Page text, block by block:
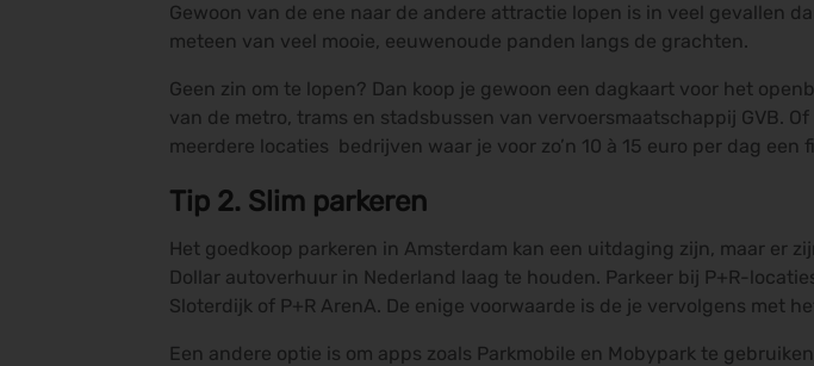
Gewoon van de ene naar de andere attractie lopen is in veel gevallen
meteen van veel mooie, eeuwenoude panden langs de grachten.
Geen zin om te lopen? Dan koop je gewoon een dagkaart voor het
van de metro, trams en stadsbussen van vervoersmaatschappij GVB.
meerdere locaties bedrijven waar je voor zo’n 10 à 15 euro per dag een
Tip 2. Slim parkeren
Het goedkoop parkeren in Amsterdam kan een uitdaging zijn, maar er
Dollar autoverhuur in Nederland laag te houden. Parkeer bij P+R-
Sloterdijk of P+R ArenA. De enige voorwaarde is de je vervolgens met
Een andere optie is om apps zoals Parkmobile en Mobypark te